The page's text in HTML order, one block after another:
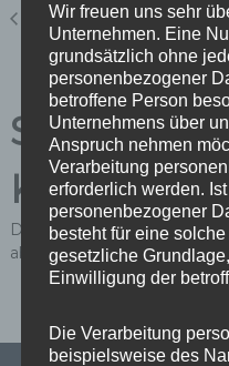
Plenum Unterausschuss
Schreibe
Du musstangemeldetsein,
abzugeben.
Wir freuen uns sehr
Unternehmen. Eine
grundsätzlich ohne
personenbezogener
betroffene Person
Unternehmens über
Anspruch nehmen
Verarbeitung
erforderlich werden.
personenbezogener
besteht für eine
gesetzliche
Einwilligung der
Die Verarbeitung
beispielsweise des